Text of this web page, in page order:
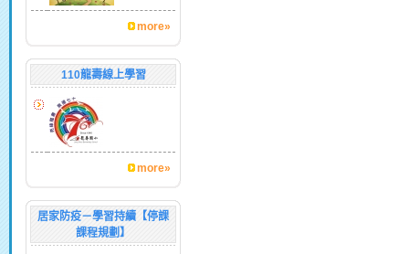
more»
110龍壽線上學習
more»
居家防疫－學習持續【停課
課程規劃】